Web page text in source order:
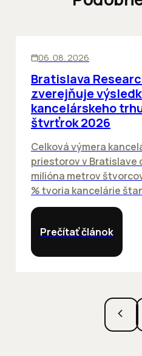
06. 08. 2026
Bratislava
zverejňuje
kancelárskeho
štvrťrok 2026
Celková výmera
priestorov v Bratislave
milióna metrov
% tvoria kancelárie
Prečítať článok